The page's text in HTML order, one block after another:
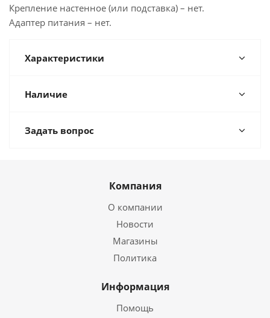
Крепление настенное (или подставка) – нет.
Адаптер питания – нет.
Характеристики
Наличие
Задать вопрос
Компания
О компании
Новости
Магазины
Политика
Информация
Помощь